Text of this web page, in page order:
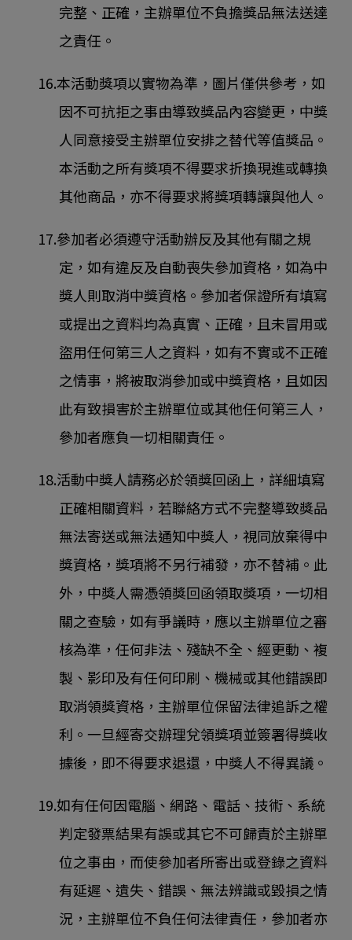
完整、正確，主辦單位不負擔獎品無法送達
之責任。
16.本活動獎項以實物為準，圖片僅供參考，如
因不可抗拒之事由導致獎品內容變更，中獎
人同意接受主辦單位安排之替代等值獎品。
本活動之所有獎項不得要求折換現進或轉換
其他商品，亦不得要求將獎項轉讓與他人。
17.參加者必須遵守活動辦反及其他有關之規
定，如有違反及自動喪失參加資格，如為中
獎人則取消中獎資格。參加者保證所有填寫
或提出之資料均為真實、正確，且未冒用或
盜用任何第三人之資料，如有不實或不正確
之情事，將被取消參加或中獎資格，且如因
此有致損害於主辦單位或其他任何第三人，
參加者應負一切相關責任。
18.活動中獎人請務必於領獎回函上，詳細填寫
正確相關資料，若聯絡方式不完整導致獎品
無法寄送或無法通知中獎人，視同放棄得中
獎資格，獎項將不另行補發，亦不替補。此
外，中獎人需憑領獎回函領取獎項，一切相
關之查驗，如有爭議時，應以主辦單位之審
核為準，任何非法、殘缺不全、經更動、複
製、影印及有任何印刷、機械或其他錯誤即
取消領獎資格，主辦單位保留法律追訴之權
利。一旦經寄交辦理兌領獎項並簽署得獎收
據後，即不得要求退還，中獎人不得異議。
19.如有任何因電腦、網路、電話、技術、系統
判定發票結果有誤或其它不可歸責於主辦單
位之事由，而使參加者所寄出或登錄之資料
有延遲、遺失、錯誤、無法辨識或毀損之情
況，主辦單位不負任何法律責任，參加者亦